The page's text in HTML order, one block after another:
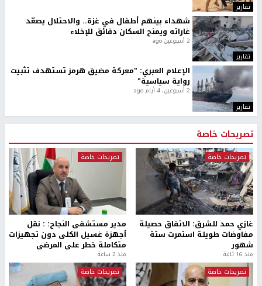
تقارير
تقارير
شهداء بينهم أطفال في غزة.. والاحتلال يصعّد
غاراته ويمنح السكان دقائق للإخلاء
2 أسبوعين ago
تقارير
الإعلام العبري: "معركة مضيق هرمز تستهدف تثبيت
رواية سياسية"
2 أسبوعين، 4 أيام ago
تصريحات خاصة
تصريحات خاصة
غازي حمد للشرق: الاتفاق حصيلة
مفاوضات طويلة استمرت ستة
شهور
منذ 16 ثانية
تصريحات خاصة
مدير مستشفى النجاح: : نقل
أجهزة غسيل الكلى دون تجهيزات
متكاملة خطر على المرضى
منذ 2 ساعة
تصريحات خاصة
تصريحات خاصة